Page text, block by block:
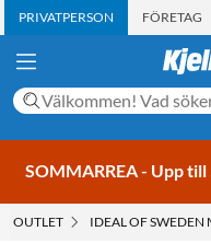
PRIVATPERSON FÖRETAG
SOMMARREA - Upp till
OUTLET IDEAL OF